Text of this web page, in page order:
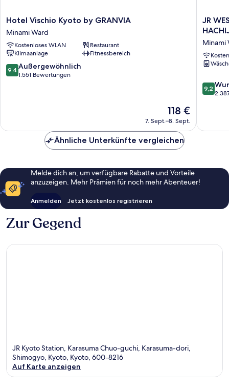
Hotel
Vischio
Kyoto
by
GRANVIA
Minami
Ward
Hotel Vischio Kyoto by GRANVIA
Minami Ward
Kostenloses WLAN
Restaurant
Klimaanlage
Fitnessbereich
9.4
von
9,4 Außergewöhnlich
1.551 Bewertungen
Der
Preis
beträgt
118 €
118 €
7. Sept.–8. Sept.
JR
WEST
VIA
INN
PRIME
Minami
JR
Minami
9.2
von
9,2
Ähnliche Unterkünfte vergleichen
Melde dich an, um verfügbare Rabatte und Vorteile
anzuzeigen. Mehr Prämien für noch mehr Abenteuer!
Anmelden Jetzt kostenlos registrieren
Zur Gegend
JR Kyoto Station, Karasuma Chuo-guchi, Karasuma-dori,
Shimogyo, Kyoto, Kyoto, 600-8216
Auf Karte anzeigen